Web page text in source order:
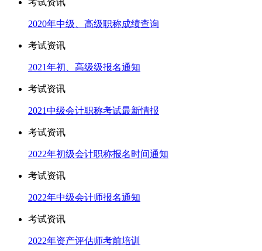
考试资讯
2020年中级、高级职称成绩查询
考试资讯
2021年初、高级级报名通知
考试资讯
2021中级会计职称考试最新情报
考试资讯
2022年初级会计职称报名时间通知
考试资讯
2022年中级会计师报名通知
考试资讯
2022年资产评估师考前培训